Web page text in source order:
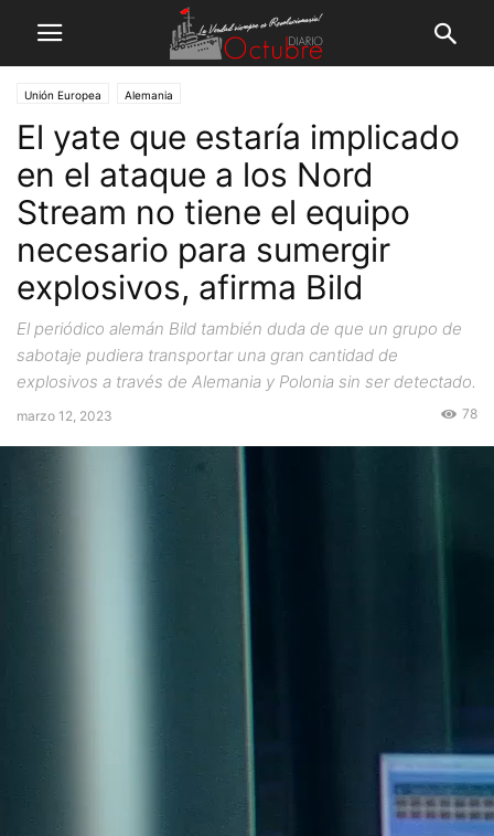
Unión Europea Alemania
El yate que estaría implicado
en el ataque a los Nord
Stream no tiene el equipo
necesario para sumergir
explosivos, afirma Bild
El periódico alemán Bild también duda de que un grupo de
sabotaje pudiera transportar una gran cantidad de
explosivos a través de Alemania y Polonia sin ser detectado.
marzo 12, 2023 78